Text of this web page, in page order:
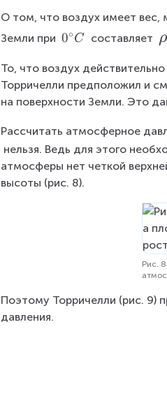
О том, что воздух имеет вес,
Земли при 0
\
ci
r
C
0∘C составляет \
h
o
2
9
r
a
c
{
г
ρ
То, что воздух
Торричелли предположил и
на поверхности Земли. Это
Рассчитать атмосферное
нельзя. Ведь для этого
атмосферы нет четкой
высоты (рис. 8).
Рис.
Поэтому Торричелли (рис. 9)
давления.